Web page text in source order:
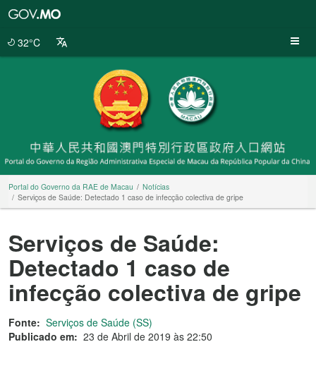
32°C
Portal do Governo da RAE de Macau
Notícias
Serviços de Saúde: Detectado 1 caso de infecção colectiva de gripe
Serviços de Saúde:
Detectado 1 caso de
infecção colectiva de gripe
Fonte: Serviços de Saúde (SS)
Publicado em: 23 de Abril de 2019 às 22:50